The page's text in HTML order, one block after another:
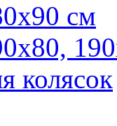
см
колясок